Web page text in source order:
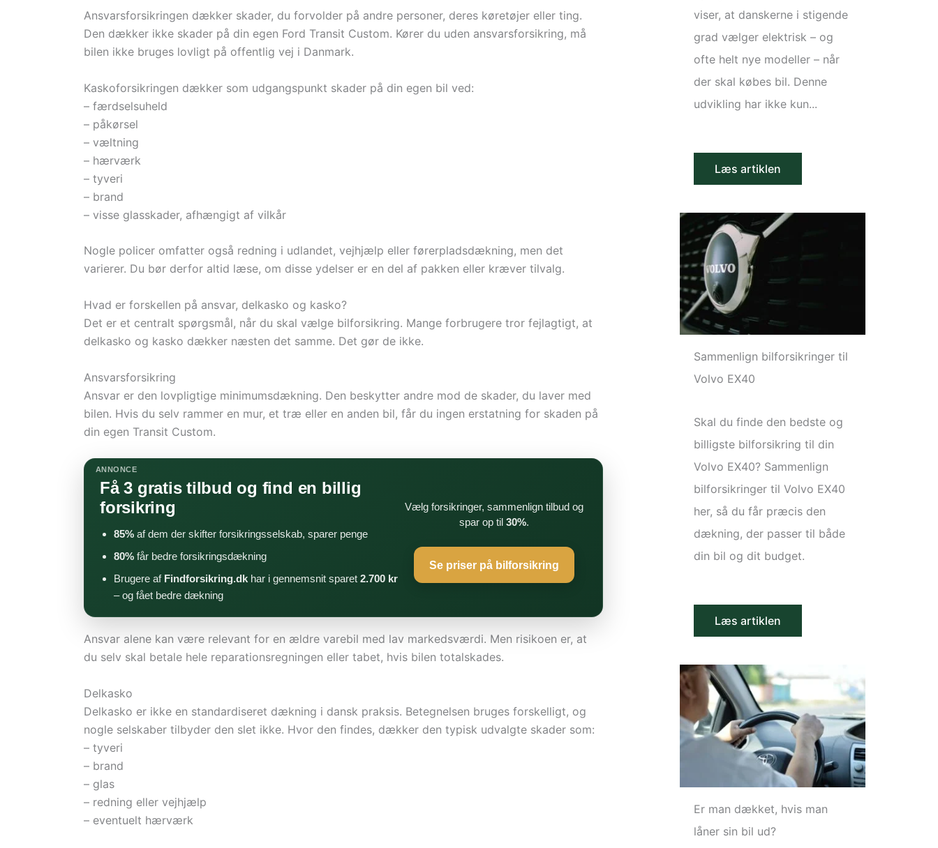
Ansvarsforsikringen dækker skader, du forvolder på andre personer, deres køretøjer eller ting.
Den dækker ikke skader på din egen Ford Transit Custom. Kører du uden ansvarsforsikring, må
bilen ikke bruges lovligt på offentlig vej i Danmark.
Kaskoforsikringen dækker som udgangspunkt skader på din egen bil ved:
– færdselsuheld
– påkørsel
– væltning
– hærværk
– tyveri
– brand
– visse glasskader, afhængigt af vilkår
Nogle policer omfatter også redning i udlandet, vejhjælp eller førerpladsdækning, men det
varierer. Du bør derfor altid læse, om disse ydelser er en del af pakken eller kræver tilvalg.
Hvad er forskellen på ansvar, delkasko og kasko?
Det er et centralt spørgsmål, når du skal vælge bilforsikring. Mange forbrugere tror fejlagtigt, at
delkasko og kasko dækker næsten det samme. Det gør de ikke.
Ansvarsforsikring
Ansvar er den lovpligtige minimumsdækning. Den beskytter andre mod de skader, du laver med
bilen. Hvis du selv rammer en mur, et træ eller en anden bil, får du ingen erstatning for skaden på
din egen Transit Custom.
ANNONCE
Få 3 gratis tilbud og find en billig
forsikring
85% af dem der skifter forsikringsselskab, sparer penge
80% får bedre forsikringsdækning
Brugere af Findforsikring.dk har i gennemsnit sparet 2.700 kr
– og fået bedre dækning
Vælg forsikringer, sammenlign tilbud og
spar op til30%.
Se priser på bilforsikring
Ansvar alene kan være relevant for en ældre varebil med lav markedsværdi. Men risikoen er, at
du selv skal betale hele reparationsregningen eller tabet, hvis bilen totalskades.
Delkasko
Delkasko er ikke en standardiseret dækning i dansk praksis. Betegnelsen bruges forskelligt, og
nogle selskaber tilbyder den slet ikke. Hvor den findes, dækker den typisk udvalgte skader som:
– tyveri
– brand
– glas
– redning eller vejhjælp
– eventuelt hærværk
viser, at danskerne i stigende
grad vælger elektrisk – og
ofte helt nye modeller – når
der skal købes bil. Denne
udvikling har ikke kun...
Læs artiklen
Sammenlign bilforsikringer til
Volvo EX40
Skal du finde den bedste og
billigste bilforsikring til din
Volvo EX40? Sammenlign
bilforsikringer til Volvo EX40
her, så du får præcis den
dækning, der passer til både
din bil og dit budget.
Læs artiklen
Er man dækket, hvis man
låner sin bil ud?